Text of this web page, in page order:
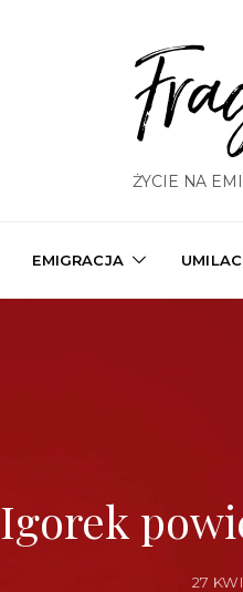
ŻYCIE NA
EMIGRACJA
Igorek
27